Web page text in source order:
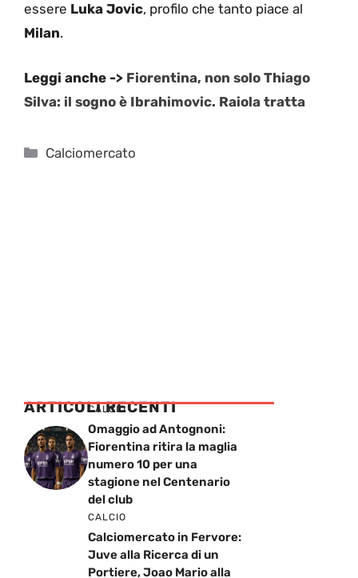
essere Luka Jovic, profilo che tanto piace al
Milan.
Leggi anche -> Fiorentina, non solo Thiago
Silva: il sogno è Ibrahimovic. Raiola tratta
Categorie
Calciomercato
ARTICOLI RECENTI
CALCIO
Omaggio ad Antognoni:
Fiorentina ritira la maglia
numero 10 per una
stagione nel Centenario
del club
CALCIO
Calciomercato in Fervore:
Juve alla Ricerca di un
Portiere, Joao Mario alla